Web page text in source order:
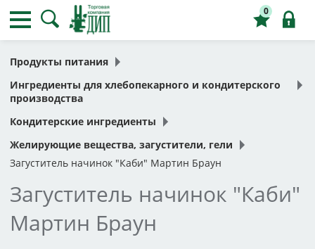
0
Продукты питания
Ингредиенты для хлебопекарного и кондитерского
производства
Кондитерские ингредиенты
Желирующие вещества, загустители, гели
Загуститель начинок "Каби" Мартин Браун
Загуститель начинок "Каби"
Мартин Браун